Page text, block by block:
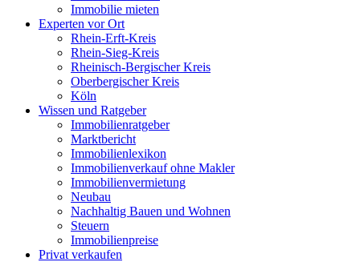
Immobilie mieten
Experten vor Ort
Rhein-Erft-Kreis
Rhein-Sieg-Kreis
Rheinisch-Bergischer Kreis
Oberbergischer Kreis
Köln
Wissen und Ratgeber
Immobilienratgeber
Marktbericht
Immobilienlexikon
Immobilienverkauf ohne Makler
Immobilienvermietung
Neubau
Nachhaltig Bauen und Wohnen
Steuern
Immobilienpreise
Privat verkaufen